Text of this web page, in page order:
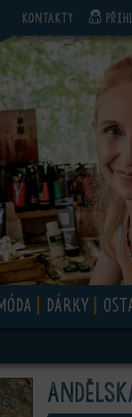
Kontakty
DÁRKY